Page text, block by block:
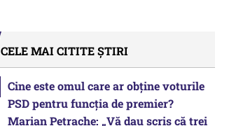
CELE MAI CITITE ȘTIRI
Cine este omul care ar obține voturile
PSD pentru funcția de premier?
Marian Petrache: „Vă dau scris că trei